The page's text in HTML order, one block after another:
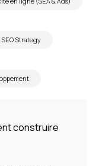
SEO Strategy
construire